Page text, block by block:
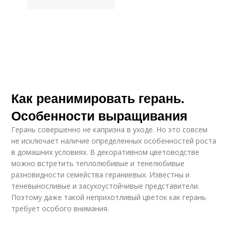
Как реанимировать герань.
Особенности выращивания
Герань совершенно не капризна в уходе. Но это совсем
не исключает наличие определенных особенностей роста
в домашних условиях. В декоративном цветоводстве
можно встретить теплолюбивые и тенелюбивые
разновидности семейства гераниевых. Известны и
теневыносливые и засухоустойчивые представители.
Поэтому даже такой неприхотливый цветок как герань
требует особого внимания.